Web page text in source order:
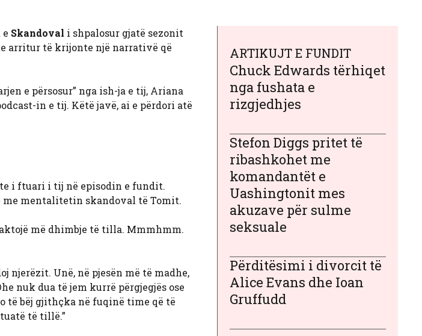
e Skandoval i shpalosur gjatë sezonit
arritur të krijonte një narrativë që
e përsosur” nga ish-ja e tij, Ariana
in e tij. Këtë javë, ai e përdori atë
i ftuari i tij në episodin e fundit.
me mentalitetin skandoval të Tomit.
më dhimbje të tilla. Mmmhmm.
njerëzit. Unë, në pjesën më të madhe,
nuk dua të jem kurrë përgjegjës ose
të bëj gjithçka në fuqinë time që të
të tillë.”
ARTIKUJT E FUNDIT
Chuck Edwards tërhiqet
nga fushata e
rizgjedhjes
Stefon Diggs pritet të
ribashkohet me
komandantët e
Uashingtonit mes
akuzave për sulme
seksuale
Përditësimi i divorcit të
Alice Evans dhe Ioan
Gruffudd